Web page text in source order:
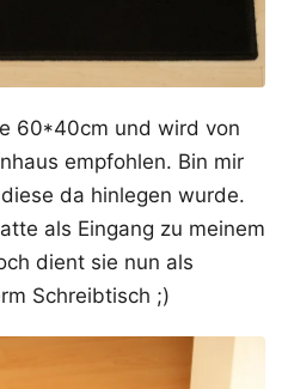
60*40cm und wird von
empfohlen. Bin mir
da hinlegen wurde.
als Eingang zu meinem
dient sie nun als
Schreibtisch ;)